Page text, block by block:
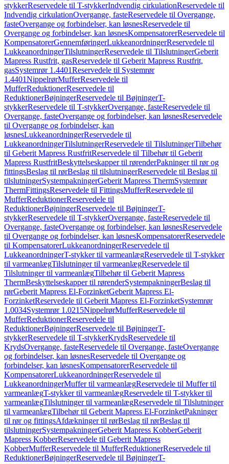
stykkerReservedele til T-stykkerIndvendig cirkulationReservedele til
Indvendig cirkulationOvergange, fasteReservedele til Overgange,
fasteOvergange og forbindelser, kan løsnesReservedele til
Overgange og forbindelser, kan løsnesKompensatorerReservedele til
KompensatorerGennemføringerLukkeanordningerReservedele til
LukkeanordningerTilslutningerReservedele til TilslutningerGeberit
Mapress Rustfrit, gasReservedele til Geberit Mapress Rustfrit,
gasSystemrør 1.4401Reservedele til Systemrør
1.4401NippelrørMufferReservedele til
MufferReduktionerReservedele til
ReduktionerBøjningerReservedele til BøjningerT-
stykkerReservedele til T-stykkerOvergange, fasteReservedele til
Overgange, fasteOvergange og forbindelser, kan løsnesReservedele
til Overgange og forbindelser, kan
løsnesLukkeanordningerReservedele til
LukkeanordningerTilslutningerReservedele til TilslutningerTilbehør
til Geberit Mapress RustfritReservedele til Tilbehør til Geberit
Mapress RustfritBeskyttelseskapper til rørenderPakninger til rør og
fittingsBeslag til rørBeslag til tilslutningerReservedele til Beslag til
tilslutningerSystempakningerGeberit Mapress ThermSystemrør
ThermFittingsReservedele til FittingsMufferReservedele til
MufferReduktionerReservedele til
ReduktionerBøjningerReservedele til BøjningerT-
stykkerReservedele til T-stykkerOvergange, fasteReservedele til
Overgange, fasteOvergange og forbindelser, kan løsnesReservedele
til Overgange og forbindelser, kan løsnesKompensatorerReservedele
til KompensatorerLukkeanordningerReservedele til
LukkeanordningerT-stykker til varmeanlægReservedele til T-stykker
til varmeanlægTilslutninger til varmeanlægReservedele til
Tilslutninger til varmeanlægTilbehør til Geberit Mapress
ThermBeskyttelseskapper til rørenderSystempakningerBeslag til
rørGeberit Mapress El-ForzinketGeberit Mapress El-
ForzinketReservedele til Geberit Mapress El-ForzinketSystemrør
1.0034Systemrør 1.0215NippelrørMufferReservedele til
MufferReduktionerReservedele til
ReduktionerBøjningerReservedele til BøjningerT-
stykkerReservedele til T-stykkerKrydsReservedele til
KrydsOvergange, fasteReservedele til Overgange, fasteOvergange
og forbindelser, kan løsnesReservedele til Overgange og
forbindelser, kan løsnesKompensatorerReservedele til
KompensatorerLukkeanordningerReservedele til
LukkeanordningerMuffer til varmeanlægReservedele til Muffer til
varmeanlægT-stykker til varmeanlægReservedele til T-stykker til
varmeanlægTilslutninger til varmeanlægReservedele til Tilslutninger
til varmeanlægTilbehør til Geberit Mapress El-ForzinketPakninger
til rør og fittingsAfdækninger til rørBeslag til rørBeslag til
tilslutningerSystempakningerGeberit Mapress KobberGeberit
Mapress KobberReservedele til Geberit Mapress
KobberMufferReservedele til MufferReduktionerReservedele til
ReduktionerBøjningerReservedele til BøjningerT-